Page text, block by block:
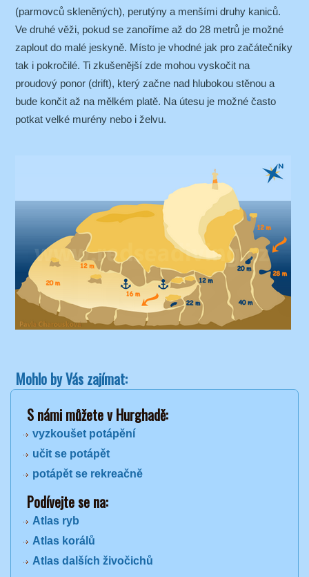
(parmovců skleněných), perutýny a menšími druhy kaniců.
Ve druhé věži, pokud se zanoříme až do 28 metrů je možné
zaplout do malé jeskyně. Místo je vhodné jak pro začátečníky
tak i pokročilé. Ti zkušenější zde mohou vyskočit na
proudový ponor (drift), který začne nad hlubokou stěnou a
bude končit až na mělkém platě. Na útesu je možné často
potkat velké murény nebo i želvu.
Mohlo by Vás zajímat:
S námi můžete v Hurghadě:
vyzkoušet potápění
učit se potápět
potápět se rekreačně
Podívejte se na:
Atlas ryb
Atlas korálů
Atlas dalších živočichů